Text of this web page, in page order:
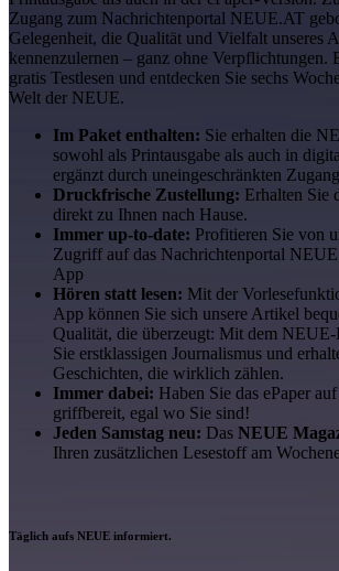
Zugang zum Nachrichtenportal NEUE.AT
Gelegenheit, die Qualität und Vielfalt unseres
kennenzulernen – ganz ohne Verpflichtungen.
gratis Testlesen und entdecken Sie sechs
Welt der NEUE.
Im Paket enthalten: Sie erhalten die
sowohl als Printausgabe als auch in
ergänzt durch uneingeschränkten
Druckfrische Zustellung: Erhalten Sie
direkt zu Ihnen nach Hause.
Immer up-to-date: Profitieren Sie von
Zugriff auf das Nachrichtenportal
App
Hören statt lesen: Mit der
App können Sie sich unsere Artikel
Qualität, die überzeugt: Mit dem NEUE-
Sie erstklassigen Journalismus und
Geschichten, die wirklich zählen.
Immer dabei: Haben Sie das ePaper
griffbereit, egal wo Sie sind!
Jeden Samstag neu: Das NEUE
Ihren zusätzlichen Lesestoff am
Täglich aufs NEUE informiert.